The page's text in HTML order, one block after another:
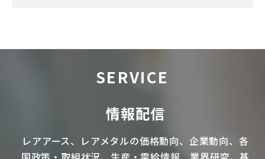
SERVICE
情報配信
レアアース、 レアメタルの価格動向、企業動向、各